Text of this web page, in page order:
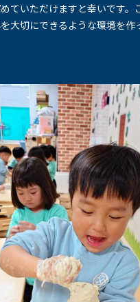
ていただけますと幸いです。
大切にできるような環境を作